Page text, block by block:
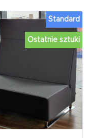
Ostatnie sztuki
Standard